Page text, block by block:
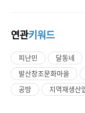
연관키워드
피난민 달동네
발산창조문화마을
공방
지역재생산